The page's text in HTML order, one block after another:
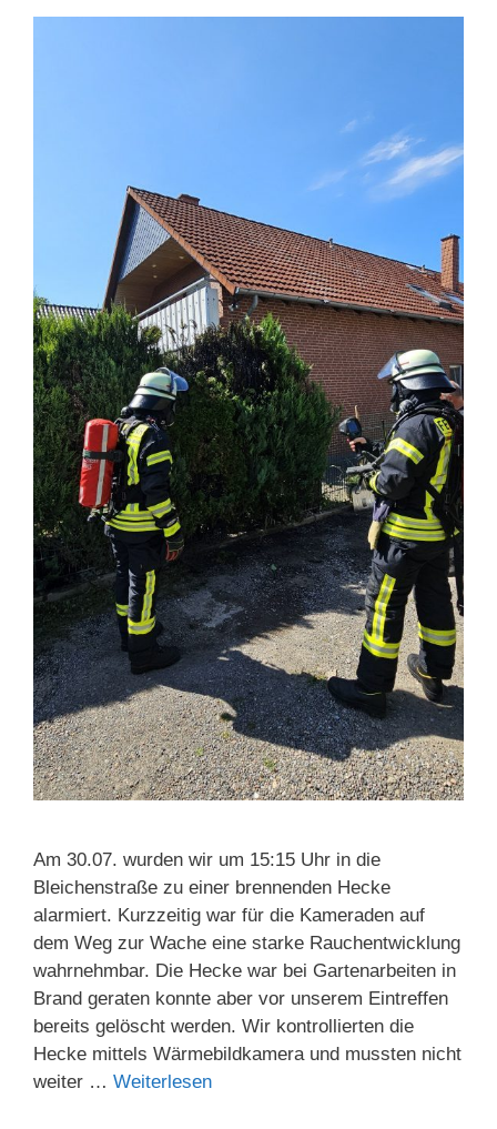
Am 30.07. wurden wir um 15:15 Uhr in die
Bleichenstraße zu einer brennenden Hecke
alarmiert. Kurzzeitig war für die Kameraden auf
dem Weg zur Wache eine starke Rauchentwicklung
wahrnehmbar. Die Hecke war bei Gartenarbeiten in
Brand geraten konnte aber vor unserem Eintreffen
bereits gelöscht werden. Wir kontrollierten die
Hecke mittels Wärmebildkamera und mussten nicht
weiter … Weiterlesen